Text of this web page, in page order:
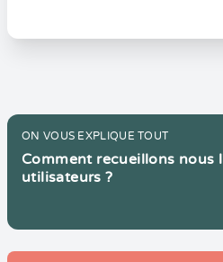
ON VOUS EXPLIQUE TOUT
Comment recueillons nous
utilisateurs ?